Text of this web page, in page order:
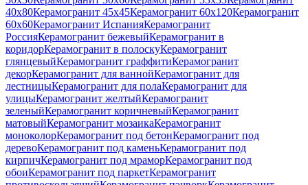
40x80Керамогранит 45x45Керамогранит 60x120Керамогранит
60x60Керамогранит ИспанияКерамогранит
РоссияКерамогранит бежевыйКерамогранит в
коридорКерамогранит в полоскуКерамогранит
глянцевыйКерамогранит граффитиКерамогранит
декорКерамогранит для ваннойКерамогранит для
лестницыКерамогранит для полаКерамогранит для
улицыКерамогранит желтыйКерамогранит
зеленыйКерамогранит коричневыйКерамогранит
матовыйКерамогранит мозаикаКерамогранит
моноколорКерамогранит под бетонКерамогранит под
деревоКерамогранит под каменьКерамогранит под
кирпичКерамогранит под мраморКерамогранит под
обоиКерамогранит под паркетКерамогранит